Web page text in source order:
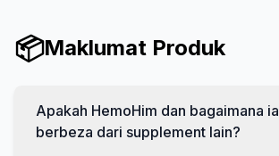
📦Maklumat Produk
Apakah HemoHim dan bagaimana ia
berbeza dari supplement lain?